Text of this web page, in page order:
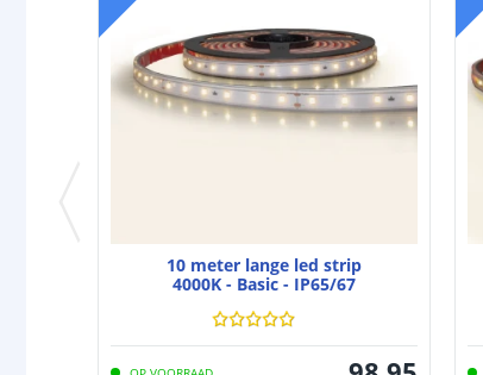
10 meter lange led strip
4000K - Basic - IP65/67